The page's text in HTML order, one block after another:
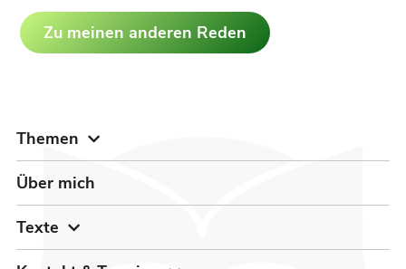
Zu meinen anderen Reden
Themen
Über mich
Texte